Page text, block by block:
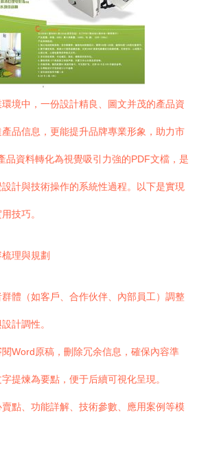
境中，一份設計精良、圖文并茂的產品資
品信息，更能提升品牌專業形象，助力市
品資料轉化為視覺吸引力強的PDF文檔，是
計與技術操作的系統性過程。以下是實現
技巧。
理與規劃
體（如客戶、合作伙伴、內部員工）調整
計調性。
Word原稿，刪除冗余信息，確保內容準
提煉為要點，便于后續可視化呈現。
點、功能詳解、技術參數、應用案例等模